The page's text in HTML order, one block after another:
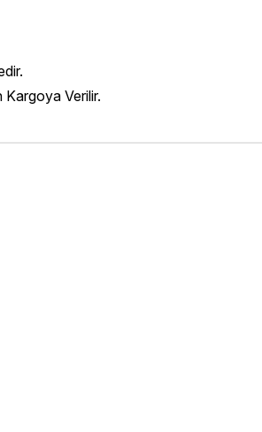
Kargoya Verilir.